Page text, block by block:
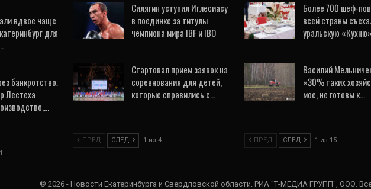
вдвое чаще
для
банкротство.
Лестеха
Силягин уступил Иглесиасу
в поединке за титулы
чемпиона мира IBF и IBO
Стартовал прием заявок на
соревнования для детей,
которые справились с…
ПРЕД СЛЕД 1 из 4
Более 700 шеф-
всей страны
уральскую
Василий
«30% таких
мое, не готовы к…
ПРЕД СЛЕД 1 из 15
© 2026 - Новости Екатеринбурга и Свердловской области. РИА "Т-МЕДИА ГРУПП", ООО.